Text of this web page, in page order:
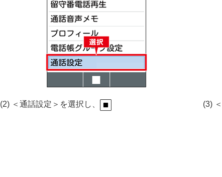
(2) ＜通話設定＞を選択し、 (3)